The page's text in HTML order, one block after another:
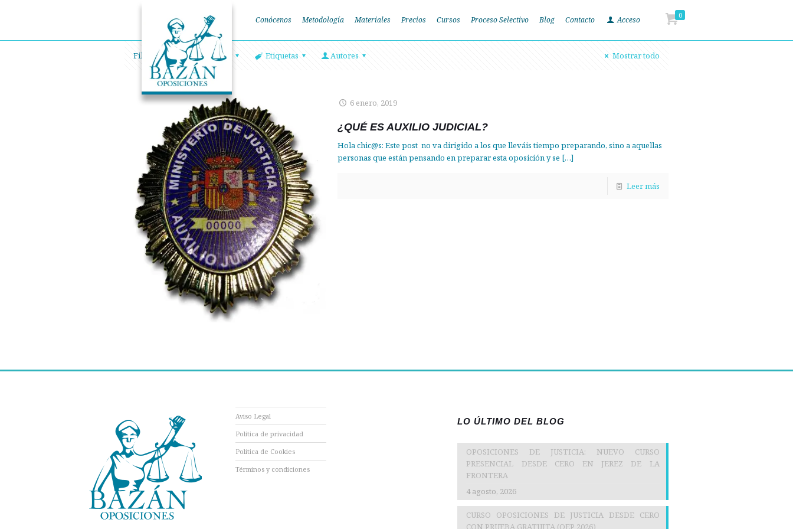
Conócenos Metodología Materiales Precios Cursos Proceso Selectivo Blog Contacto Acceso 0
Filtrar por Categorías Etiquetas Autores Mostrar todo
6 enero, 2019
¿QUÉ ES AUXILIO JUDICIAL?
Hola chic@s: Este post no va dirigido a los que lleváis tiempo preparando, sino a aquellas
personas que están pensando en preparar esta oposición y se […]
Leer más
Aviso Legal
Política de privacidad
Política de Cookies
Términos y condiciones
LO ÚLTIMO DEL BLOG
OPOSICIONES DE JUSTICIA: NUEVO CURSO
PRESENCIAL DESDE CERO EN JEREZ DE LA
FRONTERA
4 agosto, 2026
CURSO OPOSICIONES DE JUSTICIA DESDE CERO
CON PRUEBA GRATUITA (OEP 2026)